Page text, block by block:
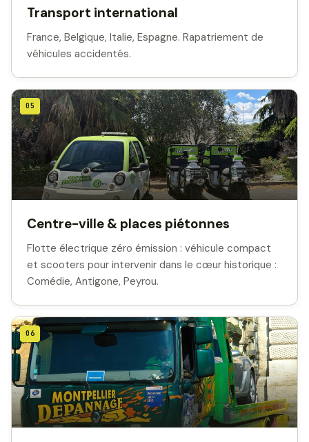
Transport international
France, Belgique, Italie, Espagne. Rapatriement de
véhicules accidentés.
05
Centre-ville & places piétonnes
Flotte électrique zéro émission : véhicule compact
et scooters pour intervenir dans le cœur historique :
Comédie, Antigone, Peyrou.
06